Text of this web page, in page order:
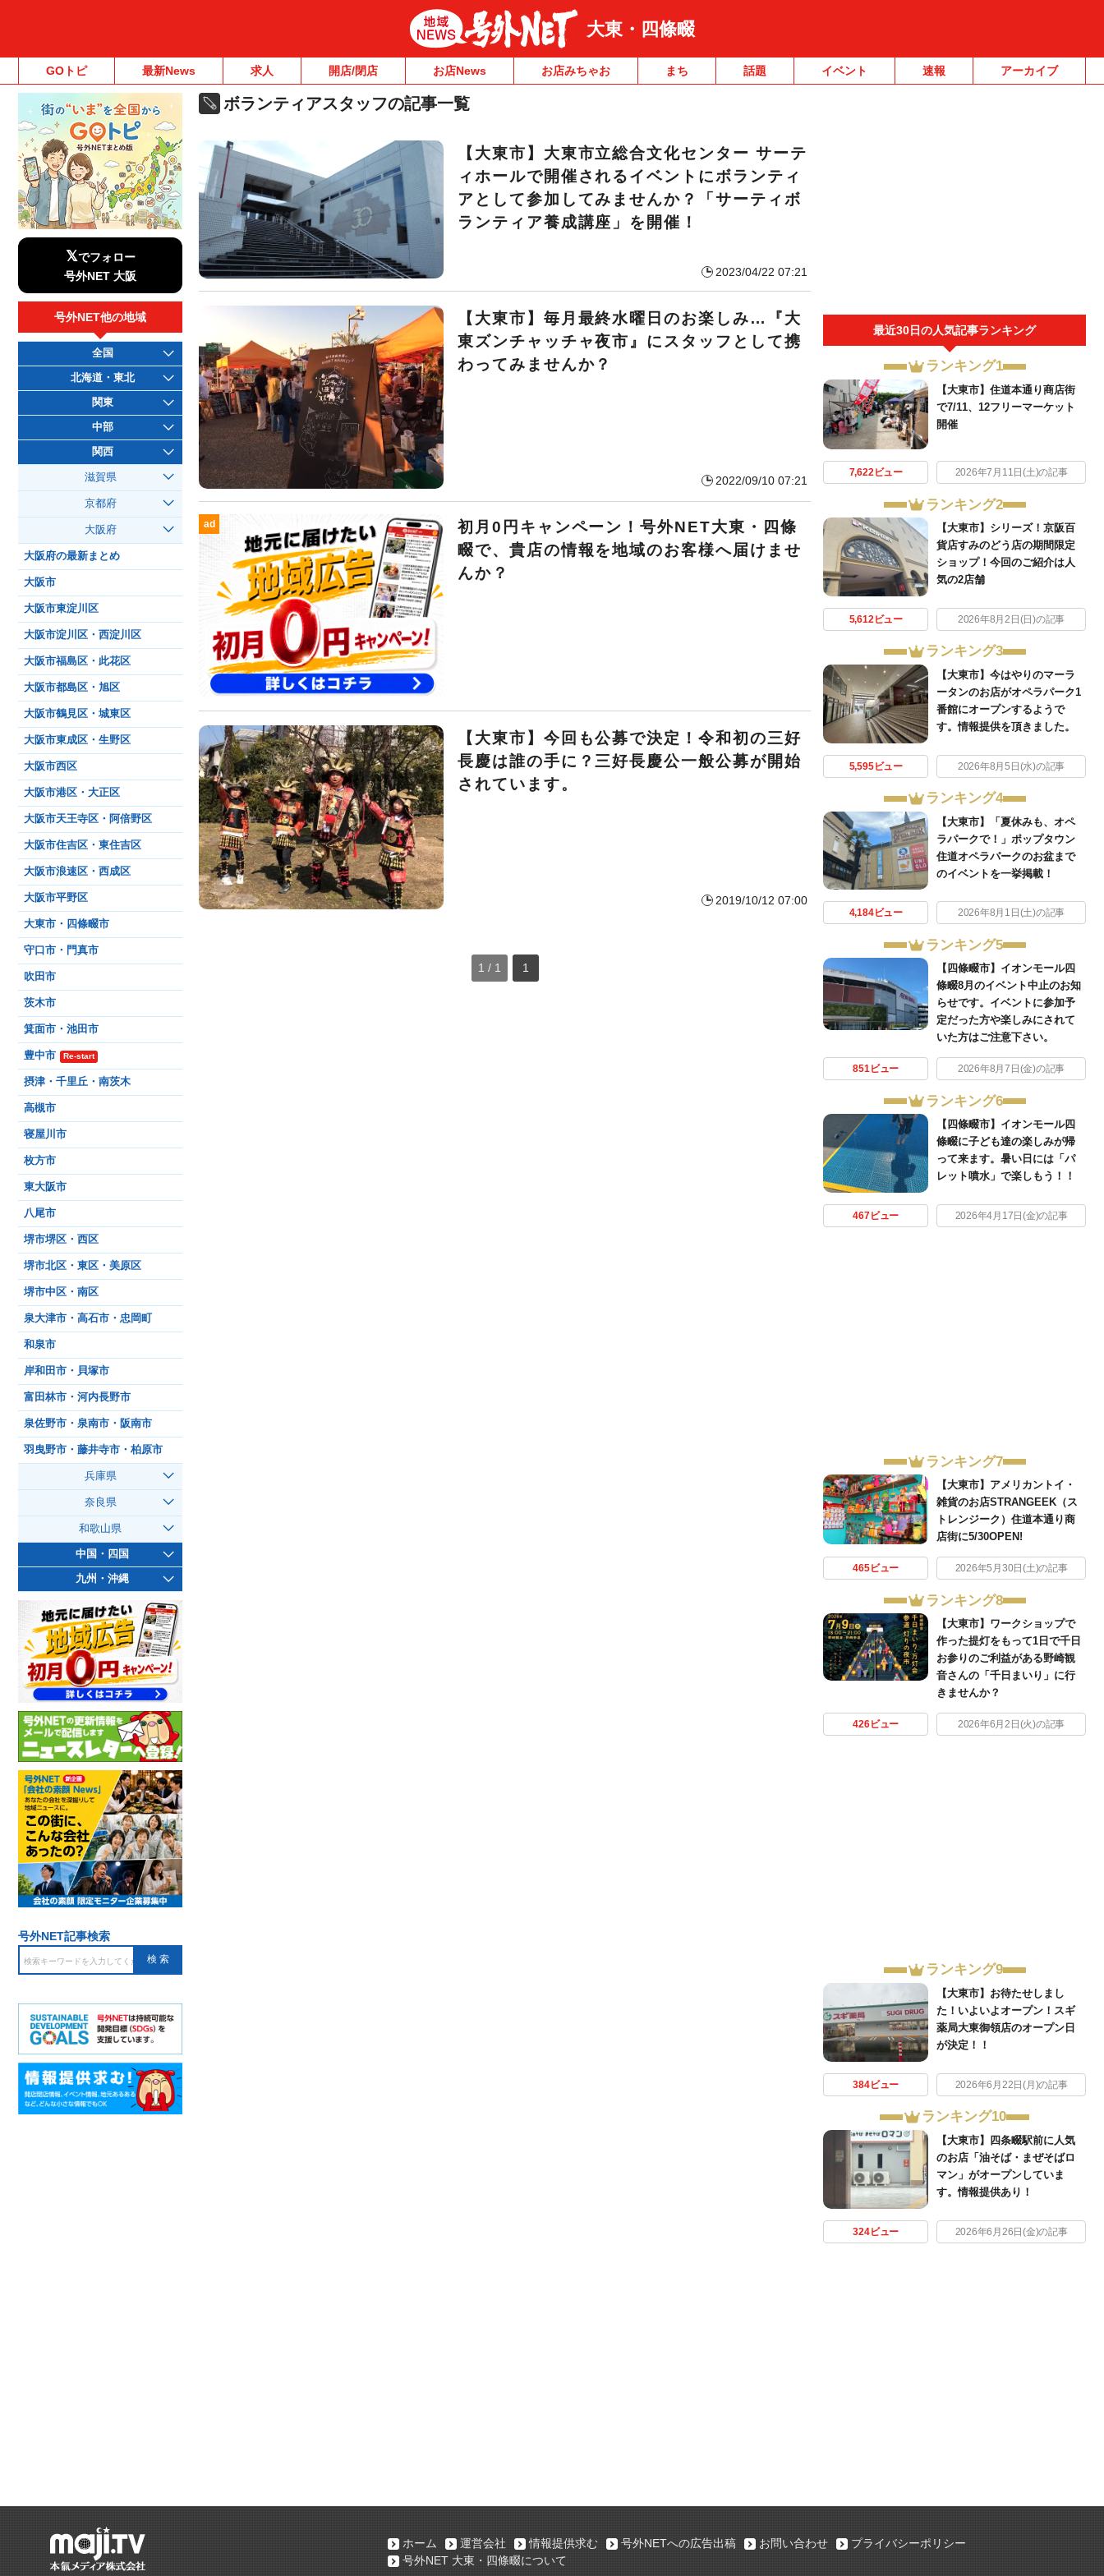
大東・四條畷
GOトピ 最新News 求人 開店/閉店 お店News お店みちゃお まち 話題 イベント 速報 アーカイブ
ボランティアスタッフの記事一覧
【大東市】大東市立総合文化センター サーテ
ィホールで開催されるイベントにボランティ
アとして参加してみませんか？「サーティボ
ランティア養成講座」を開催！
2023/04/22 07:21
【大東市】毎月最終水曜日のお楽しみ…『大
東ズンチャッチャ夜市』にスタッフとして携
わってみませんか？
2022/09/10 07:21
ad
初月0円キャンペーン！号外NET大東・四條
畷で、貴店の情報を地域のお客様へ届けませ
んか？
【大東市】今回も公募で決定！令和初の三好
長慶は誰の手に？三好長慶公一般公募が開始
されています。
2019/10/12 07:00
1 / 1 1
最近30日の人気記事ランキング
ランキング1
【大東市】住道本通り商店街
で7/11、12フリーマーケット
開催
7,622ビュー 2026年7月11日(土)の記事
ランキング2
【大東市】シリーズ！京阪百
貨店すみのどう店の期間限定
ショップ！今回のご紹介は人
気の2店舗
5,612ビュー 2026年8月2日(日)の記事
ランキング3
【大東市】今はやりのマーラ
ータンのお店がオペラパーク1
番館にオープンするようで
す。情報提供を頂きました。
5,595ビュー 2026年8月5日(水)の記事
ランキング4
【大東市】「夏休みも、オペ
ラパークで！」ポップタウン
住道オペラパークのお盆まで
のイベントを一挙掲載！
4,184ビュー 2026年8月1日(土)の記事
ランキング5
【四條畷市】イオンモール四
條畷8月のイベント中止のお知
らせです。イベントに参加予
定だった方や楽しみにされて
いた方はご注意下さい。
851ビュー 2026年8月7日(金)の記事
ランキング6
【四條畷市】イオンモール四
條畷に子ども達の楽しみが帰
って来ます。暑い日には「パ
レット噴水」で楽しもう！！
467ビュー 2026年4月17日(金)の記事
ランキング7
【大東市】アメリカントイ・
雑貨のお店STRANGEEK（ス
トレンジーク）住道本通り商
店街に5/30OPEN!
465ビュー 2026年5月30日(土)の記事
ランキング8
【大東市】ワークショップで
作った提灯をもって1日で千日
お参りのご利益がある野崎観
音さんの「千日まいり」に行
きませんか？
426ビュー 2026年6月2日(火)の記事
ランキング9
【大東市】お待たせしまし
た！いよいよオープン！スギ
薬局大東御領店のオープン日
が決定！！
384ビュー 2026年6月22日(月)の記事
ランキング10
【大東市】四条畷駅前に人気
のお店「油そば・まぜそばロ
マン」がオープンしていま
す。情報提供あり！
324ビュー 2026年6月26日(金)の記事
𝕏でフォロー
号外NET 大阪
号外NET他の地域
全国
北海道・東北
関東
中部
関西
滋賀県
京都府
大阪府
大阪府の最新まとめ
大阪市
大阪市東淀川区
大阪市淀川区・西淀川区
大阪市福島区・此花区
大阪市都島区・旭区
大阪市鶴見区・城東区
大阪市東成区・生野区
大阪市西区
大阪市港区・大正区
大阪市天王寺区・阿倍野区
大阪市住吉区・東住吉区
大阪市浪速区・西成区
大阪市平野区
大東市・四條畷市
守口市・門真市
吹田市
茨木市
箕面市・池田市
豊中市 Re-start
摂津・千里丘・南茨木
高槻市
寝屋川市
枚方市
東大阪市
八尾市
堺市堺区・西区
堺市北区・東区・美原区
堺市中区・南区
泉大津市・高石市・忠岡町
和泉市
岸和田市・貝塚市
富田林市・河内長野市
泉佐野市・泉南市・阪南市
羽曳野市・藤井寺市・柏原市
兵庫県
奈良県
和歌山県
中国・四国
九州・沖縄
号外NET記事検索
ホーム 運営会社 情報提供求む 号外NETへの広告出稿 お問い合わせ
プライバシーポリシー
号外NET 大東・四條畷について